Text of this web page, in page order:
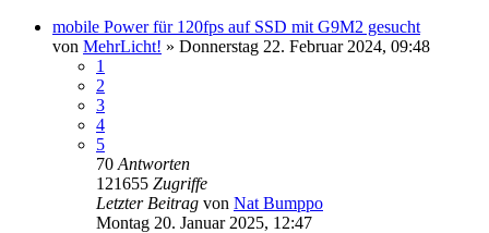
mobile Power für 120fps auf SSD mit G9M2 gesucht
von MehrLicht! » Donnerstag 22. Februar 2024, 09:48
1
2
3
4
5
70 Antworten
121655 Zugriffe
Letzter Beitrag von Nat Bumppo
Montag 20. Januar 2025, 12:47